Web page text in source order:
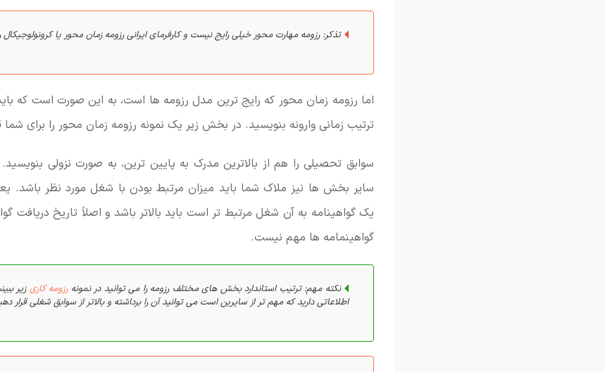
تذکر: رزومه مهارت محور خیلی رایج نیست و کارفرمای ایرانی رزومه زمان محور یا
اما رزومه زمان محور که رایج ترین مدل رزومه ها است، به این صورت است که
ترتیب زمانی وارونه بنویسید. در بخش زیر یک نمونه رزومه زمان محور را برای شما
سوابق تحصیلی را هم از بالاترین مدرک به پایین ترین، به صورت نزولی
سایر بخش ها نیز ملاک شما باید میزان مرتبط بودن با شغل مورد نظر باشد.
یک گواهینامه به آن شغل مرتبط تر است باید بالاتر باشد و اصلاً تاریخ دریافت
گواهینمامه ها مهم نیست.
نکته مهم: ترتیب استاندارد بخش های مختلف رزومه را می توانید در نمونهرزومه کاری زیر
اطلاعاتی دارید که مهم تر از سایرین است می توانید آن را برداشته و بالاتر از سوابق شغلی قرار